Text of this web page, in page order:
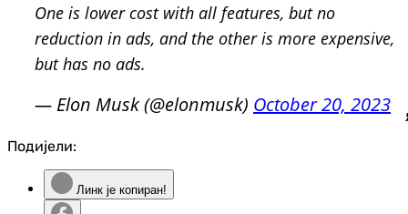
One is lower cost with all features, but no
reduction in ads, and the other is more expensive,
but has no ads.
— Elon Musk (@elonmusk) October 20, 2023
Подијели:
Линк је копиран!